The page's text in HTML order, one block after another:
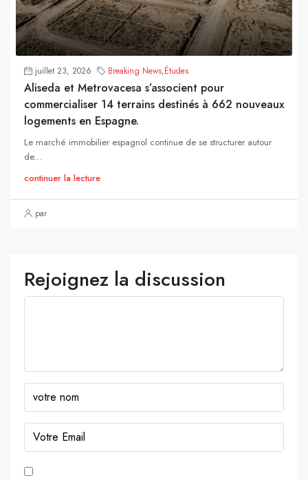
juillet 23, 2026 Breaking News,Études
Aliseda et Metrovacesa s’associent pour
commercialiser 14 terrains destinés à 662 nouveaux
logements en Espagne.
Le marché immobilier espagnol continue de se structurer autour
de...
continuer la lecture
par
Rejoignez la discussion